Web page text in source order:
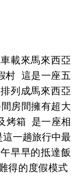
載來馬來西亞
村 這是一座五
列成馬來西亞
房間擁有超大
烤箱 是一座相
一趟旅行中最
早早的抵達飯
得的度假模式